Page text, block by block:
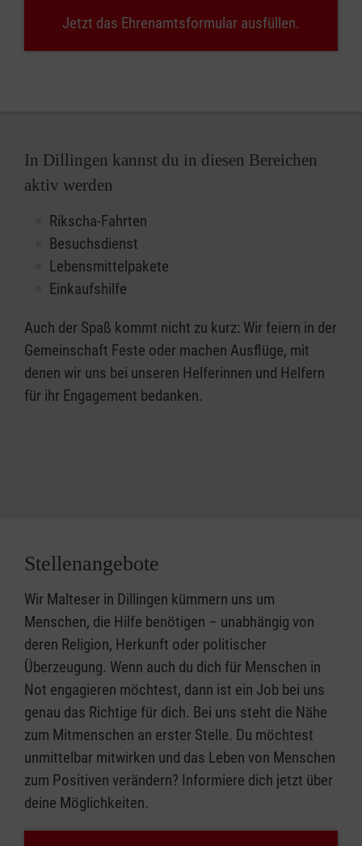
Jetzt das Ehrenamtsformular ausfüllen.
In Dillingen kannst du in diesen Bereichen
aktiv werden
Rikscha-Fahrten
Besuchsdienst
Lebensmittelpakete
Einkaufshilfe
Auch der Spaß kommt nicht zu kurz: Wir feiern in der
Gemeinschaft Feste oder machen Ausflüge, mit
denen wir uns bei unseren Helferinnen und Helfern
für ihr Engagement bedanken.
Stellenangebote
Wir Malteser in Dillingen kümmern uns um
Menschen, die Hilfe benötigen – unabhängig von
deren Religion, Herkunft oder politischer
Überzeugung. Wenn auch du dich für Menschen in
Not engagieren möchtest, dann ist ein Job bei uns
genau das Richtige für dich. Bei uns steht die Nähe
zum Mitmenschen an erster Stelle. Du möchtest
unmittelbar mitwirken und das Leben von Menschen
zum Positiven verändern? Informiere dich jetzt über
deine Möglichkeiten.